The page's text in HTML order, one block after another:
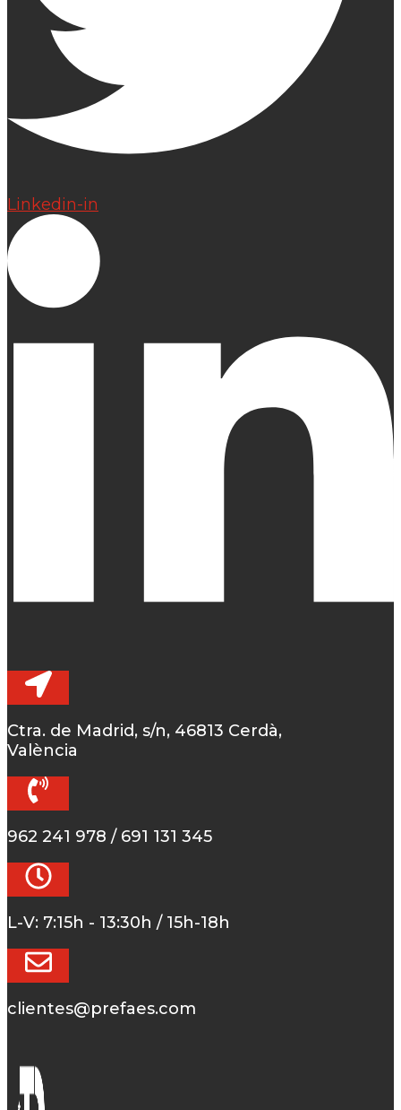
Linkedin-in
Ctra. de Madrid, s/n, 46813 Cerdà,
València
962 241 978 / 691 131 345
L-V: 7:15h - 13:30h / 15h-18h
clientes@prefaes.com